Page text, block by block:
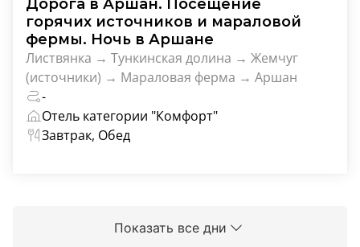
Дорога в Аршан. Посещение
горячих источников и мараловой
фермы. Ночь в Аршане
Листвянка → Тункинская долина → Жемчуг
(источники) → Мараловая ферма → Аршан
-
Отель категории "Комфорт"
Завтрак, Обед
Показать все дни